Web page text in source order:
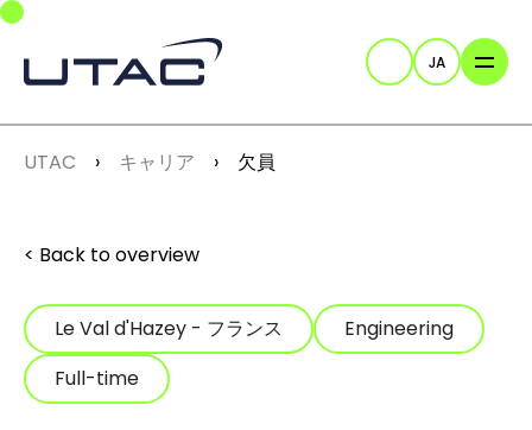
Skip to main navigation
Skip to main content
Skip to page footer
検索JA
You are here:
UTAC キャリア 欠員
Back to overview
Le Val d'Hazey - フランス
Engineering
Full-time